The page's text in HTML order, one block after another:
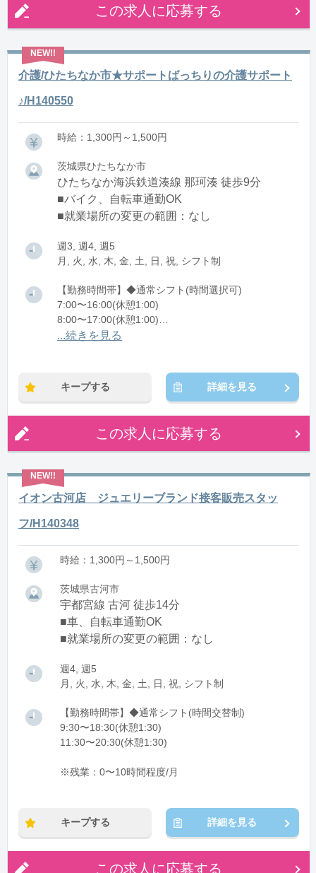
この求人に応募する
介護/ひたちなか市★サポートばっちりの介護サポート
♪/H140550
時給：1,300円～1,500円
茨城県ひたちなか市
ひたちなか海浜鉄道湊線 那珂湊 徒歩9分
■バイク、自転車通勤OK
■就業場所の変更の範囲：なし
週3, 週4, 週5
月, 火, 水, 木, 金, 土, 日, 祝, シフト制
【勤務時間帯】◆通常シフト(時間選択可)
7:00〜16:00(休憩1:00)
8:00〜17:00(休憩1:00)
12:00〜21:00(休憩1:00)
...続きを見る
キープする 詳細を見る
この求人に応募する
イオン古河店 ジュエリーブランド接客販売スタッ
フ/H140348
時給：1,300円～1,500円
茨城県古河市
宇都宮線 古河 徒歩14分
■車、自転車通勤OK
■就業場所の変更の範囲：なし
週4, 週5
月, 火, 水, 木, 金, 土, 日, 祝, シフト制
【勤務時間帯】◆通常シフト(時間交替制)
9:30〜18:30(休憩1:30)
11:30〜20:30(休憩1:30)
※残業：0〜10時間程度/月
キープする 詳細を見る
この求人に応募する